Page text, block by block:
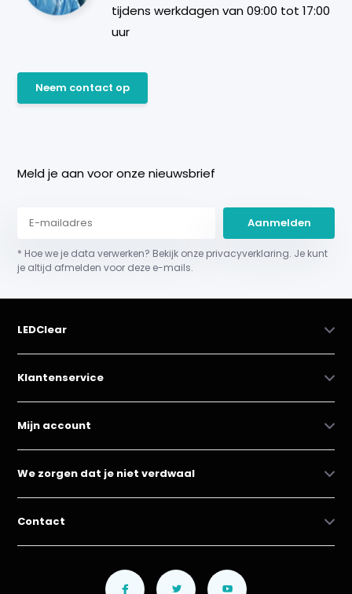
tijdens werkdagen van 09:00 tot 17:00
uur
Neem contact op
Meld je aan voor onze nieuwsbrief
Aanmelden
* Hoe we je data verwerken? Bekijk onze privacyverklaring. Je kunt
je altijd afmelden voor deze e-mails.
LEDClear
Klantenservice
Mijn account
We zorgen dat je niet verdwaal
Contact